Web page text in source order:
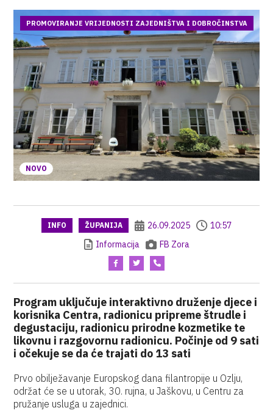
NOVO
PROMOVIRANJE VRIJEDNOSTI ZAJEDNIŠTVA I DOBROČINSTVA
INFO ŽUPANIJA 26.09.2025
10:57
Informacija
FB Zora
Program uključuje interaktivno druženje djece i
korisnika Centra, radionicu pripreme štrudle i
degustaciju, radionicu prirodne kozmetike te
likovnu i razgovornu radionicu. Počinje od 9 sati
i očekuje se da će trajati do 13 sati
Prvo obilježavanje Europskog dana filantropije u Ozlju,
održat će se u utorak, 30. rujna, u Jaškovu, u Centru za
pružanje usluga u zajednici.